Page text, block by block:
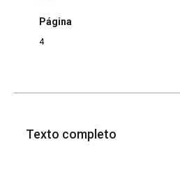
Página
4
Texto completo